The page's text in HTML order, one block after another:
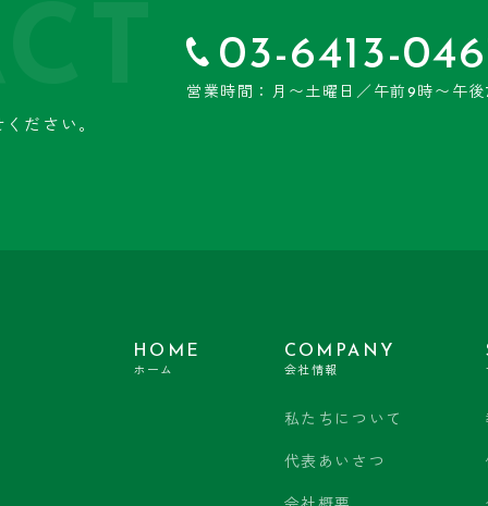
ださい。
03-6413-
営業時間：月〜土曜日／午前9時〜午後
HOME
ホーム
COMPANY
会社情報
私たちについて
代表あいさつ